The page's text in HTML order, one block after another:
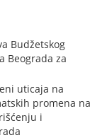
Budžetskog
Beograda za
uticaja na
promena na
i